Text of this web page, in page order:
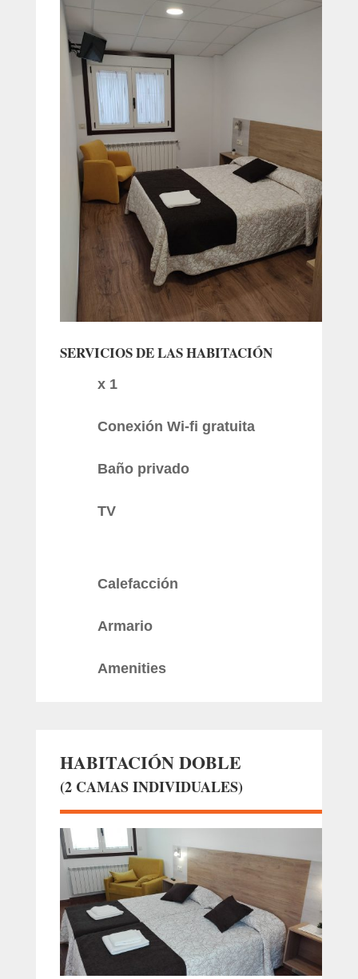
SERVICIOS DE LAS HABITACIÓN
x 1
Conexión Wi-fi gratuita
Baño privado
TV
Calefacción
Armario
Amenities
HABITACIÓN DOBLE
(2 CAMAS INDIVIDUALES)